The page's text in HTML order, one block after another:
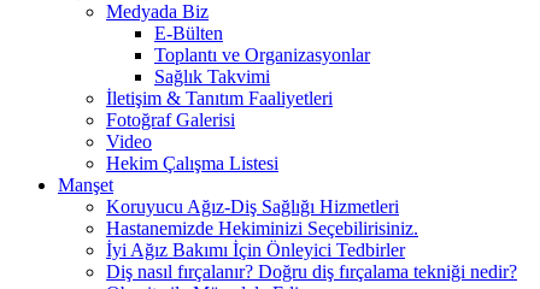
Medyada Biz
E-Bülten
Toplantı ve Organizasyonlar
Sağlık Takvimi
İletişim & Tanıtım Faaliyetleri
Fotoğraf Galerisi
Video
Hekim Çalışma Listesi
Manşet
Koruyucu Ağız-Diş Sağlığı Hizmetleri
Hastanemizde Hekiminizi Seçebilirisiniz.
İyi Ağız Bakımı İçin Önleyici Tedbirler
Diş nasıl fırçalanır? Doğru diş fırçalama tekniği nedir?